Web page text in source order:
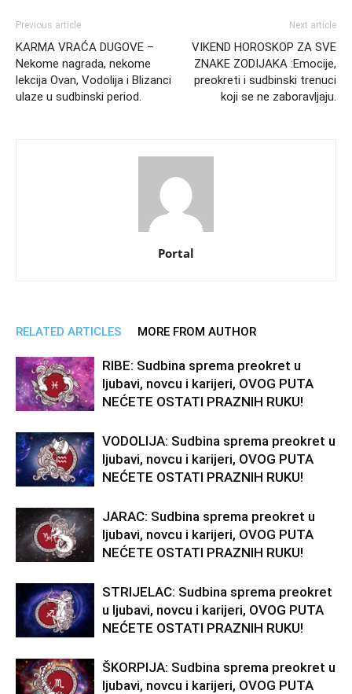
Previous article
KARMA VRAĆA DUGOVE –
Nekome nagrada, nekome
lekcija Ovan, Vodolija i Blizanci
ulaze u sudbinski period.
Next article
VIKEND HOROSKOP ZA SVE
ZNAKE ZODIJAKA :Emocije,
preokreti i sudbinski trenuci
koji se ne zaboravljaju.
Portal
RELATED ARTICLES MORE FROM AUTHOR
RIBE: Sudbina sprema preokret u
ljubavi, novcu i karijeri, OVOG PUTA
NEĆETE OSTATI PRAZNIH RUKU!
VODOLIJA: Sudbina sprema preokret u
ljubavi, novcu i karijeri, OVOG PUTA
NEĆETE OSTATI PRAZNIH RUKU!
JARAC: Sudbina sprema preokret u
ljubavi, novcu i karijeri, OVOG PUTA
NEĆETE OSTATI PRAZNIH RUKU!
STRIJELAC: Sudbina sprema preokret
u ljubavi, novcu i karijeri, OVOG PUTA
NEĆETE OSTATI PRAZNIH RUKU!
ŠKORPIJA: Sudbina sprema preokret u
ljubavi, novcu i karijeri, OVOG PUTA